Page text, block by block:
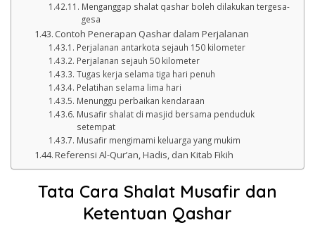
Menganggap shalat qashar boleh dilakukan tergesa-
gesa
Contoh Penerapan Qashar dalam Perjalanan
Perjalanan antarkota sejauh 150 kilometer
Perjalanan sejauh 50 kilometer
Tugas kerja selama tiga hari penuh
Pelatihan selama lima hari
Menunggu perbaikan kendaraan
Musafir shalat di masjid bersama penduduk
setempat
Musafir mengimami keluarga yang mukim
Referensi Al-Qur’an, Hadis, dan Kitab Fikih
Tata Cara Shalat Musafir dan
Ketentuan Qashar